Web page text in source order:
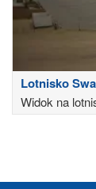
Lotnisko
Widok na